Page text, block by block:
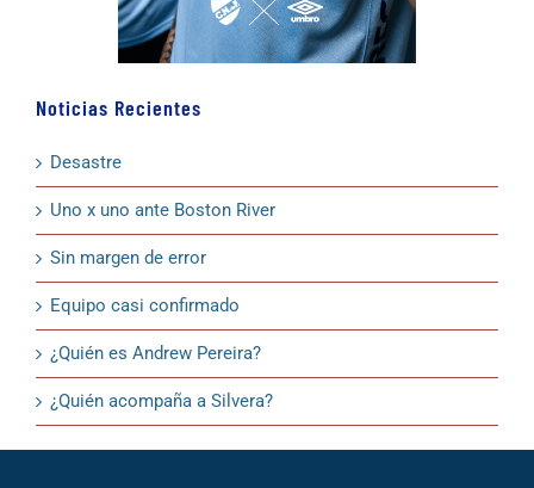
Noticias Recientes
Desastre
Uno x uno ante Boston River
Sin margen de error
Equipo casi confirmado
¿Quién es Andrew Pereira?
¿Quién acompaña a Silvera?